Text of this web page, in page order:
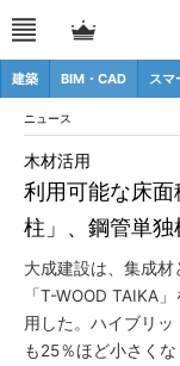
建築 BIM・CAD スマ
ニュース
利用可能な床
柱」、鋼管単
木材活用
大成建設は、集成
「T-WOOD TAIKA
用した。ハイブリ
も25％ほど小さく